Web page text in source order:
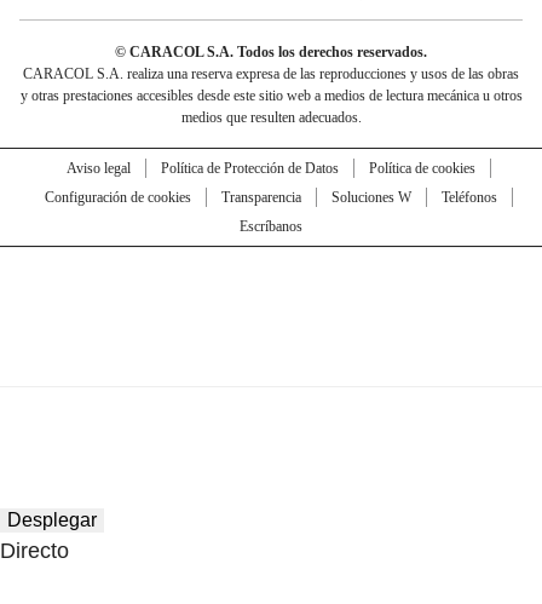
© CARACOL S.A. Todos los derechos reservados.
CARACOL S.A. realiza una reserva expresa de las reproducciones y usos de las obras
y otras prestaciones accesibles desde este sitio web a medios de lectura mecánica u otros
medios que resulten adecuados.
Aviso legal Política de Protección de Datos
Política de cookies
Configuración de cookies
Transparencia Soluciones W
Teléfonos
Escríbanos
Desplegar
Directo